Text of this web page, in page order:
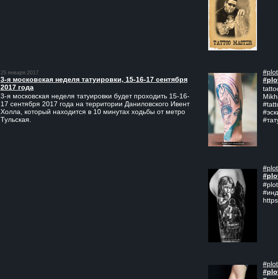
25 января 2017
3-я московская неделя татуировки, 15-16-17 сентября
2017 года
3-я московская неделя татуировки будет проходить 15-16-
17 сентября 2017 года на территории Даниловского Ивент
Холла, который находится в 10 минутах ходьбы от метро
Тульская.